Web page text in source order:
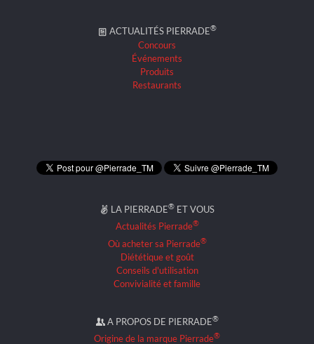
ACTUALITÉS PIERRADE®
Concours
Événements
Produits
Restaurants
LA PIERRADE® ET VOUS
Actualités Pierrade®
Où acheter sa Pierrade®
Diététique et goût
Conseils d'utilisation
Convivialité et famille
A PROPOS DE PIERRADE®
Origine de la marque Pierrade®